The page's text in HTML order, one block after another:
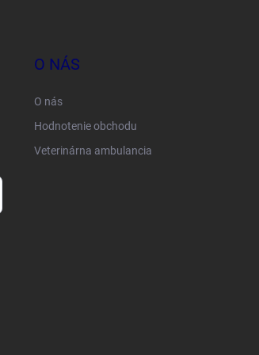
O NÁS
O nás
Hodnotenie obchodu
Veterinárna ambulancia